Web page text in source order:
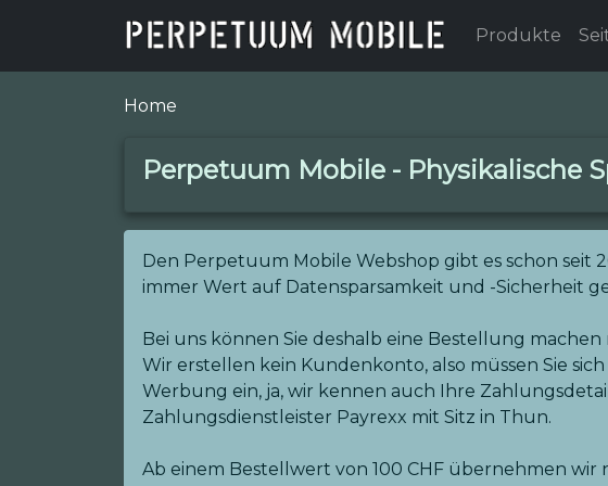
Produkte
Home
Perpetuum Mobile - Physikalische
Den Perpetuum Mobile Webshop gibt es schon seit
immer Wert auf Datensparsamkeit und -Sicherheit
Bei uns können Sie deshalb eine Bestellung
Wir erstellen kein Kundenkonto, also müssen Sie
Werbung ein, ja, wir kennen auch Ihre
Zahlungsdienstleister Payrexx mit Sitz in Thun.
Ab einem Bestellwert von 100 CHF übernehmen wir